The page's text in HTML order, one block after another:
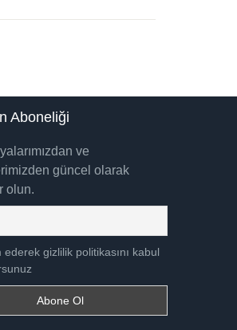
Aboneliği
ve
güncel olarak
olun.
ederek gizlilik politikasını kabul